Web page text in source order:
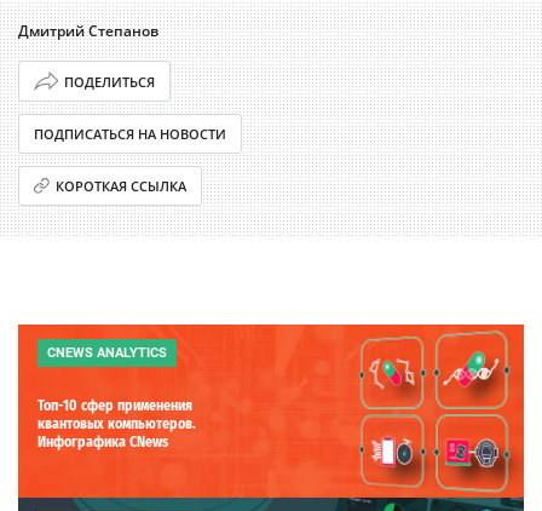
Дмитрий Степанов
ПОДЕЛИТЬСЯ
ПОДПИСАТЬСЯ НА НОВОСТИ
КОРОТКАЯ ССЫЛКА
CNEWS ANALYTICS
Топ-10 сфер применения
квантовых компьютеров.
Инфографика CNews